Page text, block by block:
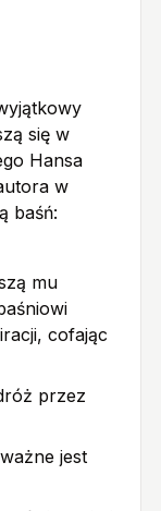
się w
Hansa
w
baśń:
mu
cofając
przez
jest